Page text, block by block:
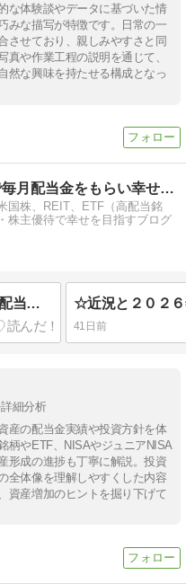
な体験談やデータに基づいた情
みな描写が特徴です。日常の一
させており、親しみやすさと同
や作業工程の説明を通じて、
然な興味を持たせる構成となっ
幸せ毎月配当| 株で毎月配当金をもらい幸せになるブログで…
国株、REIT、ETF（高配当銘
株主優待で幸せを目指すブログ
☆近況と２０２６年7月保有銘柄配当金一覧について
41日前
細分析
産の配当金実績や投資方針を体
柄やETF、NISAやジュニアNISA
形成の進捗も丁寧に解説。投資
全体像を理解しやすくした内容
資産増加のヒントを掘り下げて